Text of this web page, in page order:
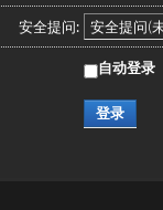
安全提问:
自动登录
登录